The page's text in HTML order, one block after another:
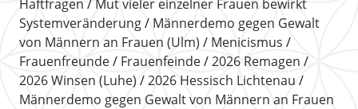
Haftfragen
Mut vieler einzelner Frauen bewirkt
Systemveränderung
Männerdemo gegen Gewalt
von Männern an Frauen (Ulm)
Menicismus
Frauenfreunde
Frauenfeinde
2026 Remagen
2026 Winsen (Luhe)
2026 Hessisch Lichtenau
Männerdemo gegen Gewalt von Männern an Frauen